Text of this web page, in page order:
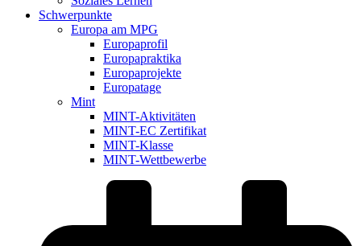
Schwerpunkte
Europa am MPG
Europaprofil
Europapraktika
Europaprojekte
Europatage
Mint
MINT-Aktivitäten
MINT-EC Zertifikat
MINT-Klasse
MINT-Wettbewerbe